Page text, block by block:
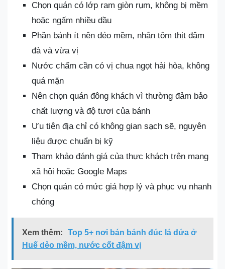
Chọn quán có lớp ram giòn rụm, không bị mềm
hoặc ngấm nhiều dầu
Phần bánh ít nên dẻo mềm, nhân tôm thịt đậm
đà và vừa vị
Nước chấm cần có vị chua ngọt hài hòa, không
quá mặn
Nên chọn quán đông khách vì thường đảm bảo
chất lượng và độ tươi của bánh
Ưu tiên địa chỉ có không gian sạch sẽ, nguyên
liệu được chuẩn bị kỹ
Tham khảo đánh giá của thực khách trên mạng
xã hội hoặc Google Maps
Chọn quán có mức giá hợp lý và phục vụ nhanh
chóng
Xem thêm:
Top 5+ nơi bán bánh đúc lá dứa ở
Huế dẻo mềm, nước cốt đậm vị